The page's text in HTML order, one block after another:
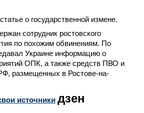
о государственной измене.
сотрудник ростовского
по похожим обвинениям. По
Украине информацию о
ОПК, а также средств ПВО и
размещенных в Ростове-на-
источники дзен